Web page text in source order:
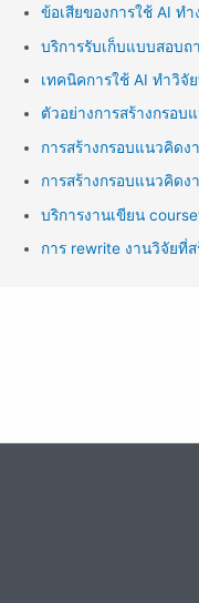
ข้อเสียของการใช้ AI ทำ
บริการรับเก็บแบบสอบ
เทคนิคการใช้ AI ทำวิจั
ตัวอย่างการสร้างกรอ
การสร้างกรอบแนวคิด
การสร้างกรอบแนวคิดง
บริการงานเขียน
การ rewrite งานวิจัยที่